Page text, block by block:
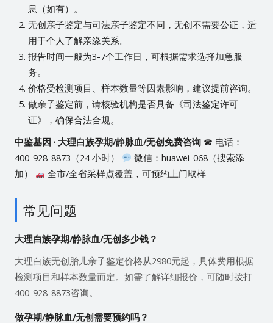
息（如有）。
无创亲子鉴定与司法亲子鉴定不同，无创不需要公证，适
用于个人了解亲缘关系。
报告时间一般为3-7个工作日，可根据需求选择加急服
务。
价格受检测项目、样本数量等因素影响，建议提前咨询。
做亲子鉴定前，请核验机构是否具备《司法鉴定许可
证》，确保合法合规。
中鉴基因 · 大理白族孕期/静脉血/无创免费咨询☎ 电话：
400-928-8873（24 小时）
微信：huawei-068（搜索添
加）
全市/全省采样点覆盖，可预约上门取样
常见问题
大理白族孕期/静脉血/无创多少钱？
大理白族无创胎儿亲子鉴定价格从2980元起，具体费用根据
检测项目和样本数量而定。如需了解详细报价，可随时拨打
400-928-8873咨询。
做孕期/静脉血/无创需要预约吗？